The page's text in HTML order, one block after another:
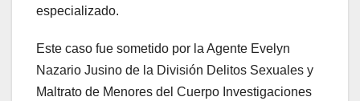
especializado.
Este caso fue sometido por la Agente Evelyn
Nazario Jusino de la División Delitos Sexuales y
Maltrato de Menores del Cuerpo Investigaciones